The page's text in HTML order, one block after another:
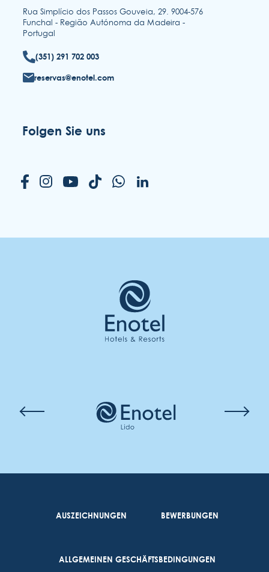
Rua Simplício dos Passos Gouveia, 29. 9004-576
Funchal - Região Autónoma da Madeira -
Portugal
(351) 291 702 003
reservas@enotel.com
Folgen Sie uns
AUSZEICHNUNGEN BEWERBUNGEN
ALLGEMEINEN GESCHÄFTSBEDINGUNGEN